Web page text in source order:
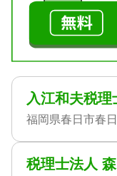
入江和夫税理
福岡県春日市春
税理士法人